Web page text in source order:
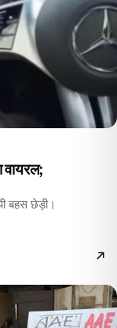
वायरल;
बहस छेड़ी।